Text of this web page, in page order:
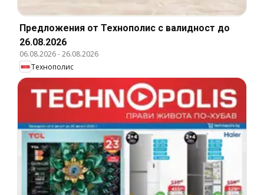
Предложения от Технополис с валидност до
26.08.2026
06.08.2026-26.08.2026
Технополис